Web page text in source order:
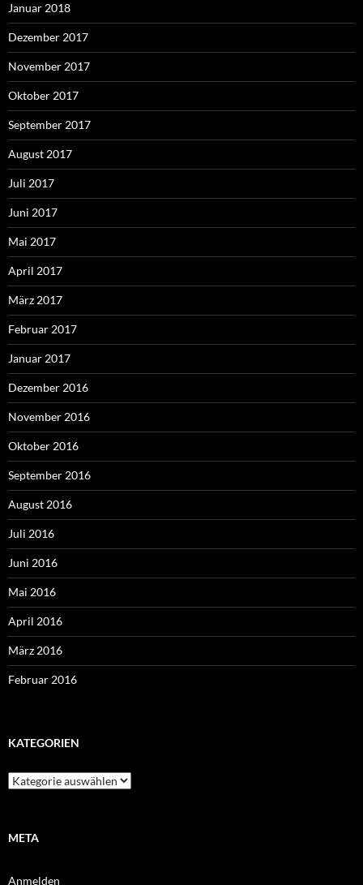
Januar 2018
Dezember 2017
November 2017
Oktober 2017
September 2017
August 2017
Juli 2017
Juni 2017
Mai 2017
April 2017
März 2017
Februar 2017
Januar 2017
Dezember 2016
November 2016
Oktober 2016
September 2016
August 2016
Juli 2016
Juni 2016
Mai 2016
April 2016
März 2016
Februar 2016
KATEGORIEN
Kategorien
META
Anmelden